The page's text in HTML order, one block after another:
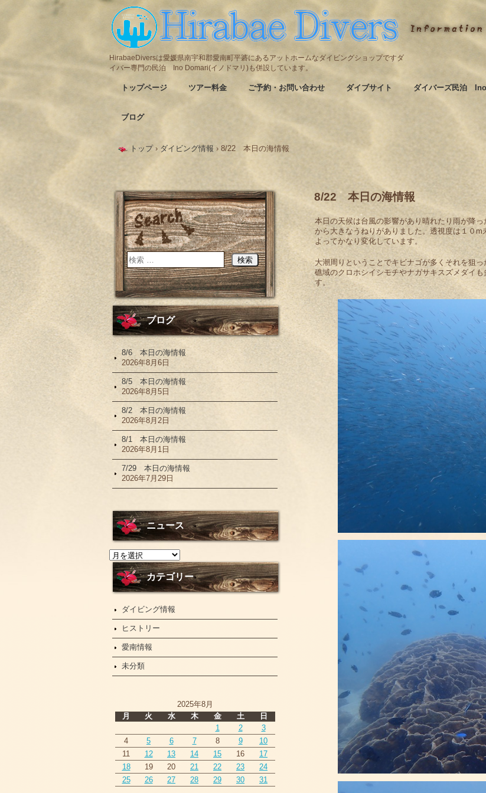
HirabaeDiversは愛媛県南宇和郡愛南町平碆にあるアットホームなダイビングショップですダ
イバー専門の民泊 Ino Domari(イノドマリ)も併設しています。
トップページ ツアー料金 ご予約・お問い合わせ ダイブサイト ダイバーズ民泊
ブログ
トップ › ダイビング情報 › 8/22 本日の海情報
8/22 本日の海情報
本日の天候は台風の影響があり晴れたり雨が降
から大きなうねりがありました。透視度は１０
よってかなり変化しています。
大潮周りということでキビナゴが多くそれを狙
礁域のクロホシイシモチやナガサキスズメダイ
す。
ブログ
8/6 本日の海情報
2026年8月6日
8/5 本日の海情報
2026年8月5日
8/2 本日の海情報
2026年8月2日
8/1 本日の海情報
2026年8月1日
7/29 本日の海情報
2026年7月29日
ニュース
ニ
ュ
ー
カテゴリー
ダイビング情報
ヒストリー
愛南情報
未分類
2025年8月
月
火 水 木 金 土
日
1
2
3
4
5 6 7 8 9
10
11
12 13 14 15 16
17
18
19 20 21 22 23
24
25
26 27 28 29 30 31